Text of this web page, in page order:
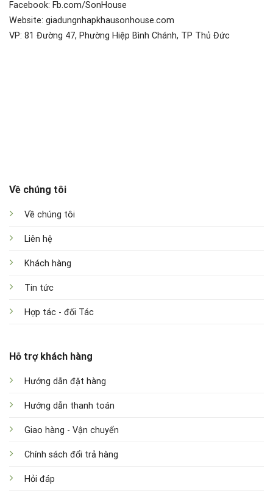
Facebook: Fb.com/SonHouse
Website: giadungnhapkhausonhouse.com
VP: 81 Đường 47, Phường Hiệp Bình Chánh, TP Thủ Đức
Về chúng tôi
Về chúng tôi
Liên hệ
Khách hàng
Tin tức
Hợp tác - đối Tác
Hỗ trợ khách hàng
Hướng dẫn đặt hàng
Hướng dẫn thanh toán
Giao hàng - Vận chuyển
Chính sách đổi trả hàng
Hỏi đáp